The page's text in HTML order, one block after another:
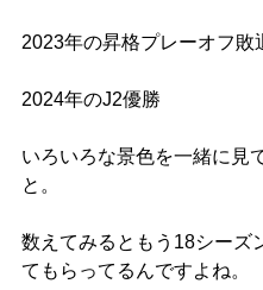
2023年の昇格プレーオフ敗
2024年のJ2優勝
いろいろな景色を一緒に見
と。
数えてみるともう18シーズ
てもらってるんですよね。